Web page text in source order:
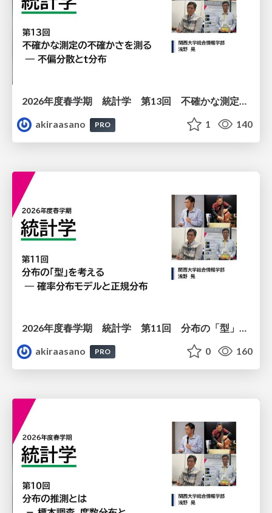
2026年度春学期 統計学 第13回 不確かな測定の不確かさを測る ― 不偏分散とt分布 (2026. 6. 25)
akiraasano
PRO 1 140
2026年度春学期 統計学 第11回 分布の「型」を考える － 確率分布モデルと正規分布 (2026. 6. 11)
akiraasano
PRO 0 160